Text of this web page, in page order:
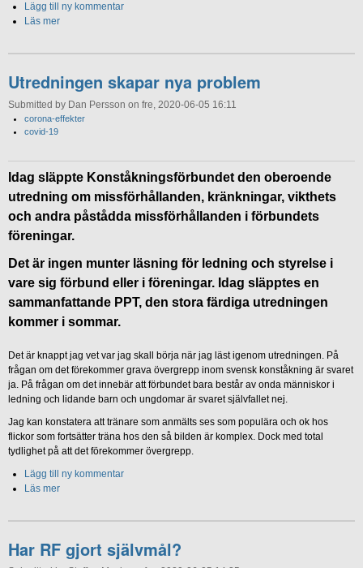
Lägg till ny kommentar
Läs mer
Utredningen skapar nya problem
Submitted by Dan Persson on fre, 2020-06-05 16:11
corona-effekter
covid-19
Idag släppte Konståkningsförbundet den oberoende
utredning om missförhållanden, kränkningar, vikthets
och andra påstådda missförhållanden i förbundets
föreningar.
Det är ingen munter läsning för ledning och styrelse i
vare sig förbund eller i föreningar. Idag släpptes en
sammanfattande PPT, den stora färdiga utredningen
kommer i sommar.
Det är knappt jag vet var jag skall börja när jag läst igenom utredningen. På
frågan om det förekommer grava övergrepp inom svensk konståkning är svaret
ja. På frågan om det innebär att förbundet bara består av onda människor i
ledning och lidande barn och ungdomar är svaret självfallet nej.
Jag kan konstatera att tränare som anmälts ses som populära och ok hos
flickor som fortsätter träna hos den så bilden är komplex. Dock med total
tydlighet på att det förekommer övergrepp.
Lägg till ny kommentar
Läs mer
Har RF gjort självmål?